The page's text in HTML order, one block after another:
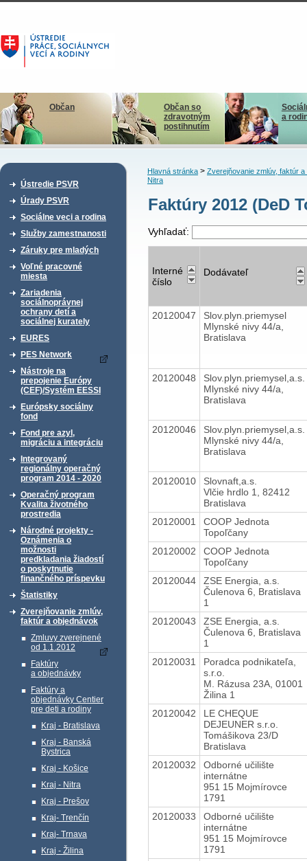
Občan
Občan so
zdravotným
postihnutím
a
Ústredie PSVR
Úrady PSVR
Sociálne veci a rodina
Služby zamestnanosti
Záruky pre mladých
Voľné pracovné
miesta
Zariadenia
sociálnoprávnej
ochrany detí a
sociálnej kurately
EURES
PES Network
Nástroje na
prepojenie Európy
(CEF)/Systém EESSI
Európsky sociálny
fond
Fond pre azyl,
migráciu a integráciu
Integrovaný
regionálny operačný
program 2014 - 2020
Operačný program
Kvalita životného
prostredia
Národné projekty -
Oznámenia o
možnosti
predkladania žiadostí
o poskytnutie
finančného príspevku
Štatistiky
Zverejňovanie zmlúv,
faktúr a objednávok
Zmluvy zverejnené
od 1.1.2012
Faktúry
a objednávky
Faktúry a
objednávky Centier
pre deti a rodiny
Kraj - Bratislava
Kraj - Banská
Bystrica
Kraj - Košice
Kraj - Nitra
Kraj - Prešov
Kraj- Trenčín
Kraj- Trnava
Kraj - Žilina
Hlavná stránka> Zverejňovanie zmlúv, faktúr a
Nitra
Faktúry 2012 (DeD
Vyhľadať:
Interné
číslo
Dodávateľ
20120047
Slov.plyn.priemysel
Mlynské nivy 44/a,
Bratislava
20120048
Slov.plyn.priemysel,a.s.
Mlynské nivy 44/a,
Bratislava
20120046
Slov.plyn.priemysel,a.s.
Mlynské nivy 44/a,
Bratislava
20120010
Slovnaft,a.s.
Vlčie hrdlo 1, 82412
Bratislava
20120001
COOP Jednota
Topoľčany
20120002
COOP Jednota
Topoľčany
20120044
ZSE Energia, a.s.
Čulenova 6, Bratislava
1
20120043
ZSE Energia, a.s.
Čulenova 6, Bratislava
1
20120031
Poradca podnikateľa,
s.r.o.
M. Rázusa 23A, 01001
Žilina 1
20120042
LE CHEQUE
DEJEUNER s.r.o.
Tomášikova 23/D
Bratislava
20120032
Odborné učilište
internátne
951 15 Mojmírovce
1791
20120033
Odborné učilište
internátne
951 15 Mojmírovce
1791